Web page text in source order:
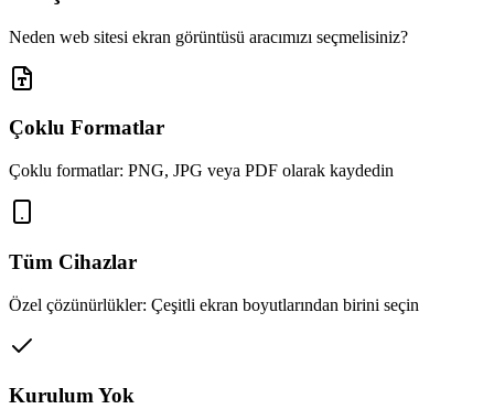
Neden web sitesi ekran görüntüsü aracımızı seçmelisiniz?
Çoklu Formatlar
Çoklu formatlar: PNG, JPG veya PDF olarak kaydedin
Tüm Cihazlar
Özel çözünürlükler: Çeşitli ekran boyutlarından birini seçin
Kurulum Yok